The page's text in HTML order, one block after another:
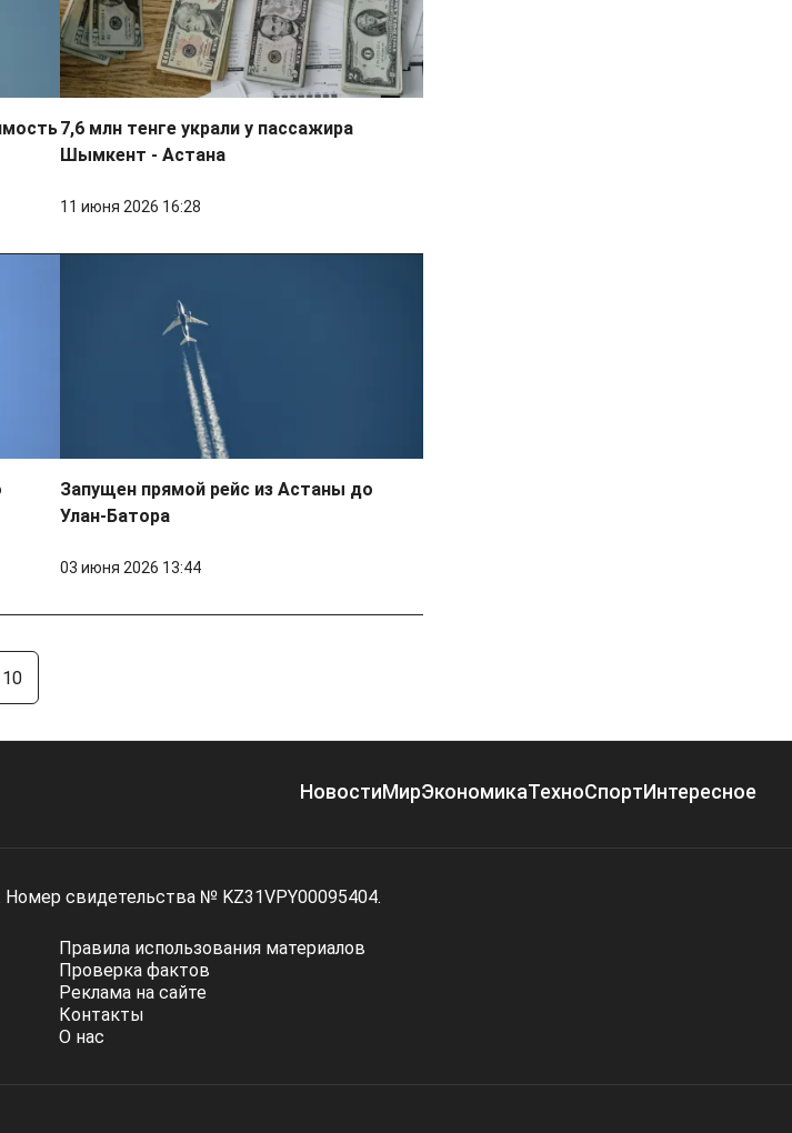
7,6 млн тенге украли у пассажира
Шымкент - Астана
11 июня 2026 16:28
Запущен прямой рейс из Астаны до
Улан-Батора
03 июня 2026 13:44
10
НовостиМирЭкономикаТехноСпортИнтересное
Номер свидетельства № KZ31VPY00095404.
Правила использования материалов
Проверка фактов
Реклама на сайте
Контакты
О нас